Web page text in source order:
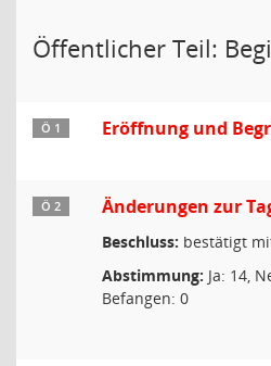
Öffentlicher Teil:
Ö 1 Eröffnung und
Ö 2 Änderungen zur
Beschluss: bestätigt
Abstimmung: Ja: 14,
Befangen: 0